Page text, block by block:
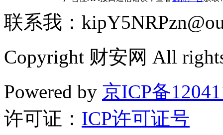
联系我：
Copyright 财安网 All
Powered by 京ICP备
许可证： ICP许可证号